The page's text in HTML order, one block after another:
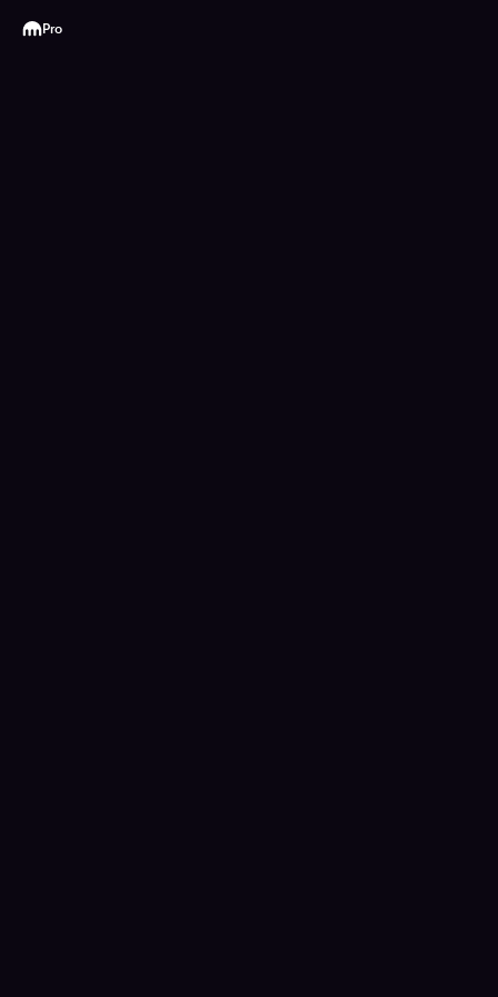
Kraken
Pro